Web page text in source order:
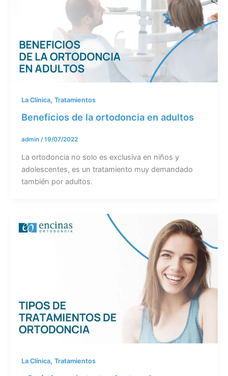
La Clínica, Tratamientos
Beneficios de la ortodoncia en adultos
admin /19/07/2022
La ortodoncia no solo es exclusiva en niños y
adolescentes, es un tratamiento muy demandado
también por adultos.
La Clínica, Tratamientos